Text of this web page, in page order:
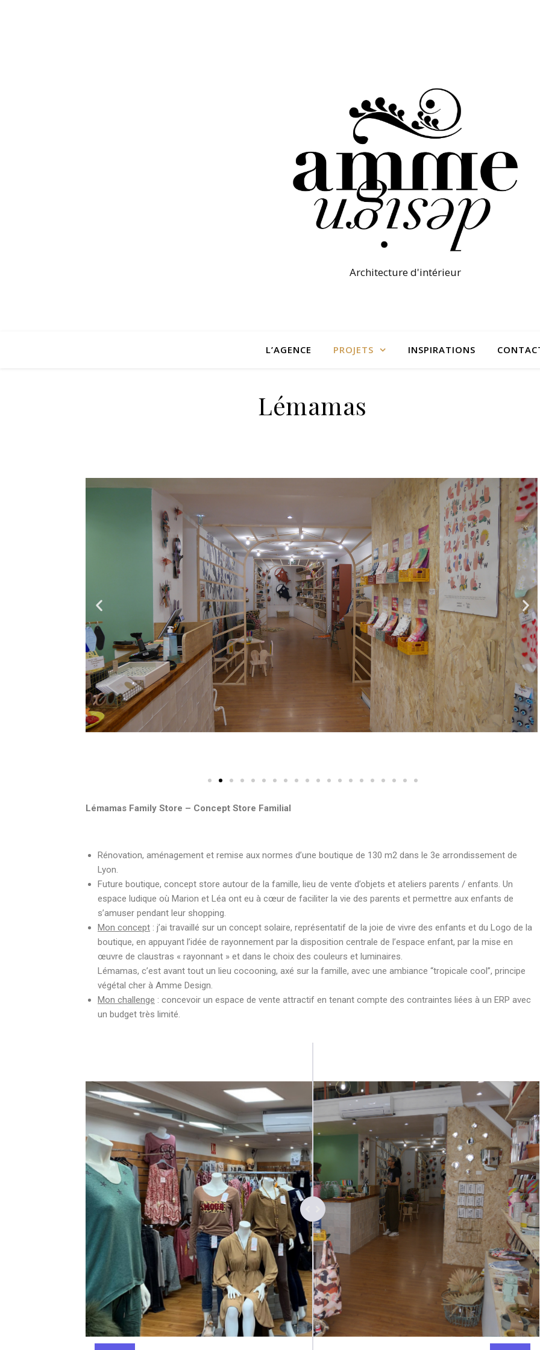
Architecture d'intérieur
L’AGENCE PROJETS INSPIRATIONS
Lémamas
Lémamas Family Store – Concept Store Familial
Rénovation, aménagement et remise aux normes d’une boutique de 130 m2 dans le 3e arrondissement de
Lyon.
Future boutique, concept store autour de la famille, lieu de vente d’objets et ateliers parents / enfants. Un
espace ludique où Marion et Léa ont eu à cœur de faciliter la vie des parents et permettre aux enfants de
s’amuser pendant leur shopping.
Mon concept : j’ai travaillé sur un concept solaire, représentatif de la joie de vivre des enfants et du Logo de la
boutique, en appuyant l’idée de rayonnement par la disposition centrale de l’espace enfant, par la mise en
œuvre de claustras « rayonnant » et dans le choix des couleurs et luminaires.
Lémamas, c’est avant tout un lieu cocooning, axé sur la famille, avec une ambiance “tropicale cool”, principe
végétal cher à Amme Design.
Mon challenge : concevoir un espace de vente attractif en tenant compte des contraintes liées à un ERP avec
un budget très limité.